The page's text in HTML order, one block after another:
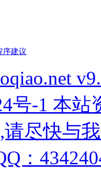
序建议
号-1 本
尽快与
：